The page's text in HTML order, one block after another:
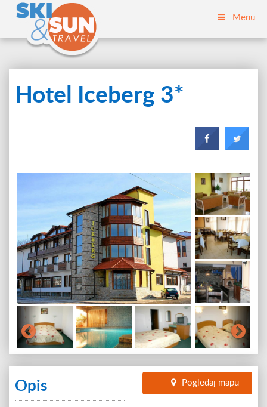
Menu
Hotel Iceberg 3*
Opis Pogledaj mapu